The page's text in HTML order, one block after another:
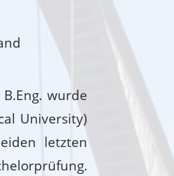
wurde
University)
letzten